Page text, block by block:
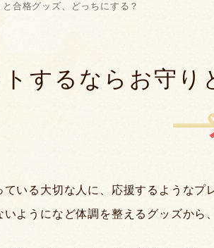
合格グッズ、どっちにする？
するならお守
いる大切な人に、応援するようなプ
ようになど体調を整えるグッズか